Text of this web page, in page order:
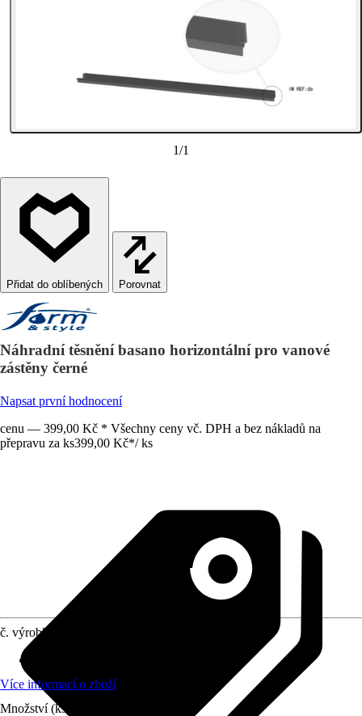
1/1
Porovnat
Náhradní těsnění basano horizontální pro vanové
zástěny černé
Napsat první hodnocení
cenu — 399,00 Kč * Všechny ceny vč. DPH a bez nákladů na
přepravu za ks399,00 Kč*/ ks
č. výrobku
Více informací o zboží
Množství (ks)